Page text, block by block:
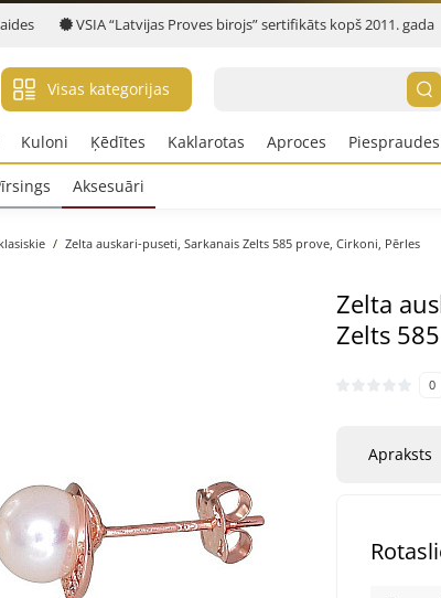
VSIA “Latvijas Proves birojs” sertifikāts kopš 2011. gada
Visas kategorijas
Kuloni Ķēdītes Kaklarotas Aproces Piespraudes
Aksesuāri
Zelta auskari-puseti, Sarkanais Zelts 585 prove, Cirkoni, Pērles
Zelta
Zelts
0
Apraksts